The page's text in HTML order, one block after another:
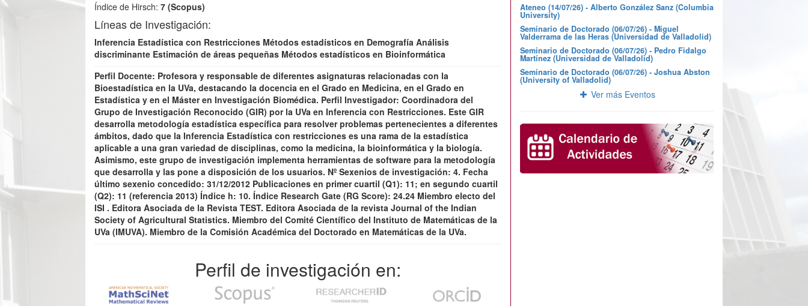
Índice de Hirsch:7 (Scopus)
Líneas de Investigación:
Inferencia Estadística con Restricciones Métodos estadísticos en Demografía Análisis
discriminante Estimación de áreas pequeñas Métodos estadísticos en Bioinformática
Perfil Docente: Profesora y responsable de diferentes asignaturas relacionadas con la
Bioestadística en la UVa, destacando la docencia en el Grado en Medicina, en el Grado en
Estadística y en el Máster en Investigación Biomédica. Perfil Investigador: Coordinadora del
Grupo de Investigación Reconocido (GIR) por la UVa en Inferencia con Restricciones. Este GIR
desarrolla metodología estadística específica para resolver problemas pertenecientes a diferentes
ámbitos, dado que la Inferencia Estadística con restricciones es una rama de la estadística
aplicable a una gran variedad de disciplinas, como la medicina, la bioinformática y la biología.
Asimismo, este grupo de investigación implementa herramientas de software para la metodología
que desarrolla y las pone a disposición de los usuarios. Nº Sexenios de investigación: 4. Fecha
último sexenio concedido: 31/12/2012 Publicaciones en primer cuartil (Q1): 11; en segundo cuartil
(Q2): 11 (referencia 2013) Índice h: 10. Índice Research Gate (RG Score): 24.24 Miembro electo del
ISI . Editora Asociada de la Revista TEST. Editora Asociada de la revista Journal of the Indian
Society of Agricultural Statistics. Miembro del Comité Científico del Instituto de Matemáticas de la
UVa (IMUVA). Miembro de la Comisión Académica del Doctorado en Matemáticas de la UVa.
Perfil de investigación en:
Ateneo (14/07/26) - Alberto González Sanz (Columbia
University)
Seminario de Doctorado (06/07/26) - Miguel
Valderrama de las Heras (Universidad de Valladolid)
Seminario de Doctorado (06/07/26) - Pedro Fidalgo
Martínez (Universidad de Valladolid)
Seminario de Doctorado (06/07/26) - Joshua Abston
(University of Valladolid)
Ver más Eventos